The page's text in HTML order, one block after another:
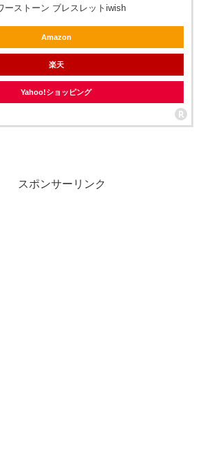
ーストーン ブレスレットiwish
Amazon
楽天
Yahoo!ショッピング
スポンサーリンク